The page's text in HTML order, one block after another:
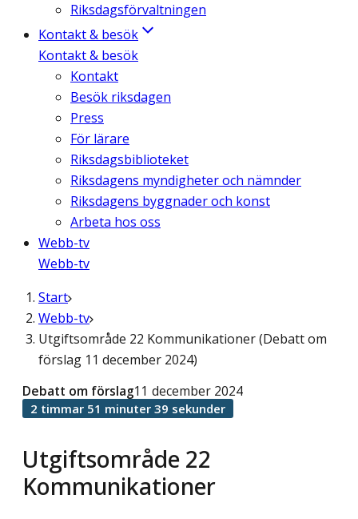
Riksdagsförvaltningen
Kontakt & besök
Kontakt & besök
Kontakt
Besök riksdagen
Press
För lärare
Riksdagsbiblioteket
Riksdagens myndigheter och nämnder
Riksdagens byggnader och konst
Arbeta hos oss
Webb-tv
Webb-tv
Start
Webb-tv
Utgiftsområde 22 Kommunikationer (Debatt om
förslag 11 december 2024)
Utgiftsområde 22
Kommunikationer
Debatt om förslag11 december 2024
2 timmar 51 minuter 39 sekunder